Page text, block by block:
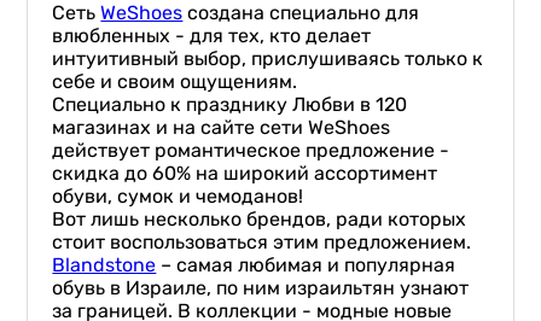
СетьWeShoes создана специально для
влюбленных - для тех, кто делает
интуитивный выбор, прислушиваясь только к
себе и своим ощущениям.
Специально к празднику Любви в 120
магазинах и на сайте сети WeShoes
действует романтическое предложение -
скидка до 60% на широкий ассортимент
обуви, сумок и чемоданов!
Вот лишь несколько брендов, ради которых
стоит воспользоваться этим предложением.
Blandstone – самая любимая и популярная
обувь в Израиле, по ним израильтян узнают
за границей. В коллекции - модные новые